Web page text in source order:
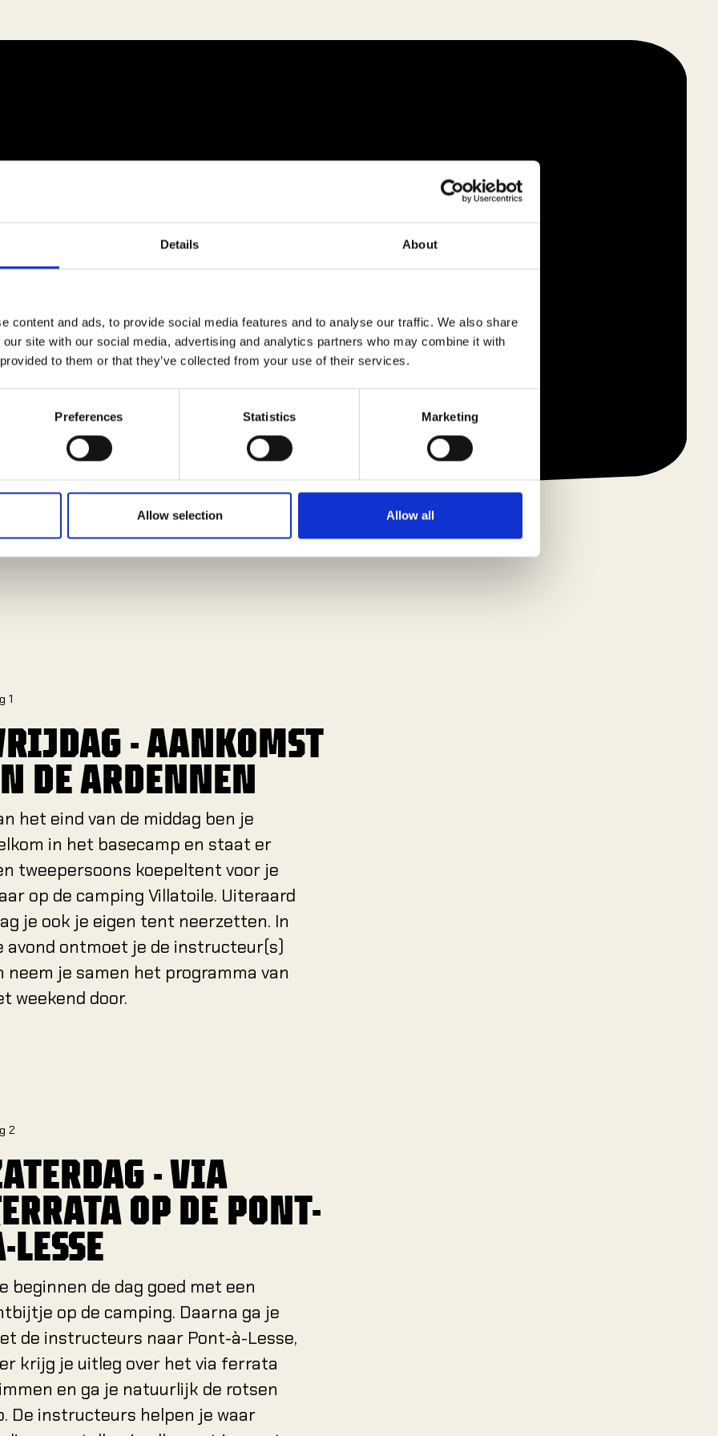
Details About
content and ads, to provide social media features and to analyse our traffic. We also share
site with our social media, advertising and analytics partners who may combine it with
to them or that they’ve collected from your use of their services.
Preferences Statistics Marketing
Allow selection Allow all
1
- AANKOMST
DE ARDENNEN
het eind van de middag ben je
in het basecamp en staat er
tweepersoons koepeltent voor je
op de camping Villatoile. Uiteraard
je ook je eigen tent neerzetten. In
avond ontmoet je de instructeur(s)
neem je samen het programma van
weekend door.
2
- VIA
OP DE PONT-
LESSE
beginnen de dag goed met een
op de camping. Daarna ga je
de instructeurs naar Pont-à-Lesse,
krijg je uitleg over het via ferrata
en ga je natuurlijk de rotsen
De instructeurs helpen je waar